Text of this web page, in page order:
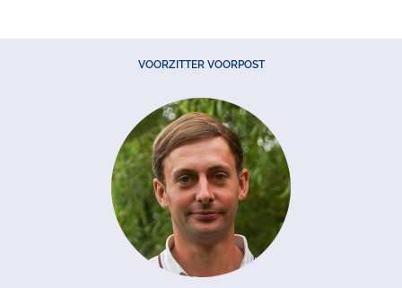
VOORZITTER VOORPOST